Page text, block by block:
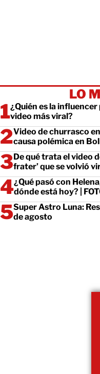
LO
¿Quién es la influencer
video más viral?
Video de churrasco
causa polémica en
De qué trata el video
frater’ que se volvió
¿Qué pasó con
dónde está hoy? |
Super Astro Luna:
de agosto